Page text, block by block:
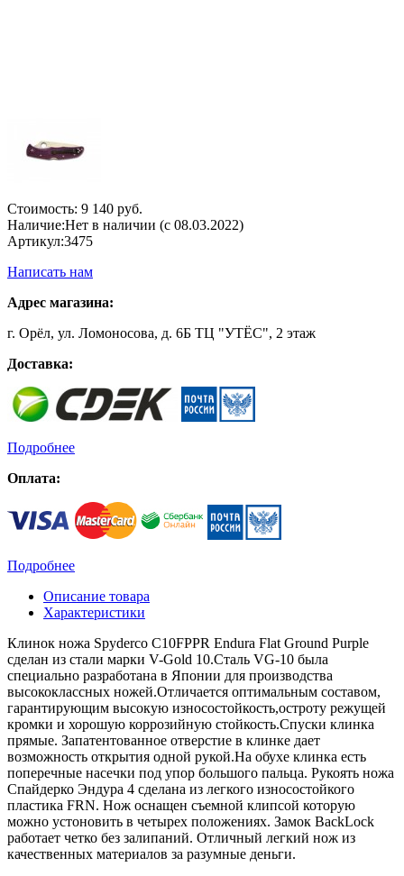
Стоимость: 9 140 руб.
Наличие:Нет в наличии (с 08.03.2022)
Артикул:3475
Написать нам
Адрес магазина:
г. Орёл, ул. Ломоносова, д. 6Б ТЦ "УТЁС", 2 этаж
Доставка:
Подробнее
Оплата:
Подробнее
Описание товара
Характеристики
Клинок ножа Spyderco C10FPPR Endura Flat Ground Purple
сделан из стали марки V-Gold 10.Сталь VG-10 была
специально разработана в Японии для производства
высококлассных ножей.Отличается оптимальным составом,
гарантирующим высокую износостойкость,остроту режущей
кромки и хорошую коррозийную стойкость.Спуски клинка
прямые. Запатентованное отверстие в клинке дает
возможность открытия одной рукой.На обухе клинка есть
поперечные насечки под упор большого пальца. Рукоять ножа
Спайдерко Эндура 4 сделана из легкого износостойкого
пластика FRN. Нож оснащен съемной клипсой которую
можно устоновить в четырех положениях. Замок BackLock
работает четко без залипаний. Отличный легкий нож из
качественных материалов за разумные деньги.